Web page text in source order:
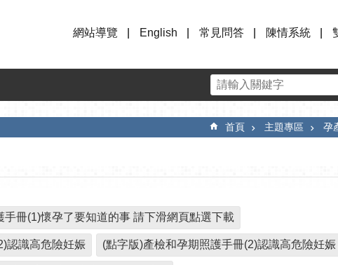
網站導覽
English 常見問答 陳情系統
首頁 主題專區 孕
手冊(1)懷孕了要知道的事 請下滑網頁點選下載
認識高危險妊娠 (點字版)產檢和孕期照護手冊(2)認識高危險妊